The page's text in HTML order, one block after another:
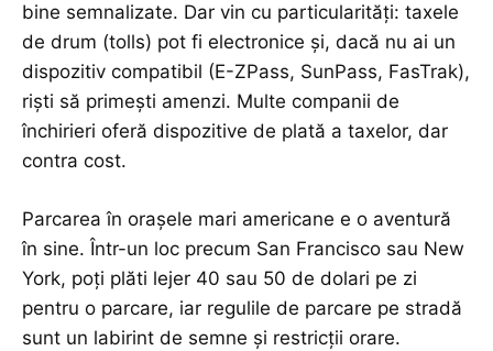
bine semnalizate. Dar vin cu particularități: taxele
de drum (tolls) pot fi electronice și, dacă nu ai un
dispozitiv compatibil (E-ZPass, SunPass, FasTrak),
riști să primești amenzi. Multe companii de
închirieri oferă dispozitive de plată a taxelor, dar
contra cost.
Parcarea în orașele mari americane e o aventură
în sine. Într-un loc precum San Francisco sau New
York, poți plăti lejer 40 sau 50 de dolari pe zi
pentru o parcare, iar regulile de parcare pe stradă
sunt un labirint de semne și restricții orare.